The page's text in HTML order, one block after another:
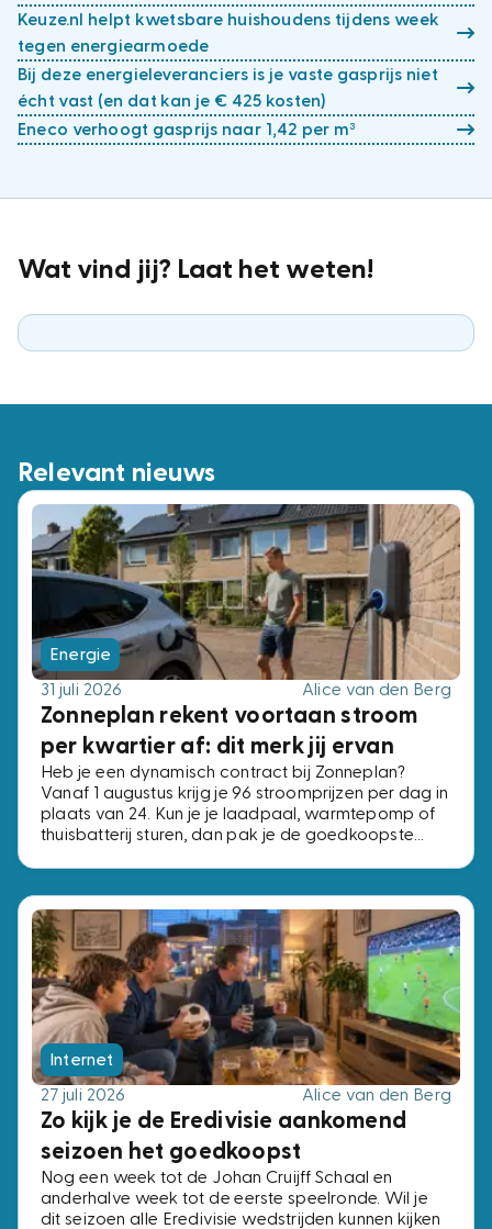
Keuze.nl helpt kwetsbare huishoudens tijdens week
tegen energiearmoede
Bij deze energieleveranciers is je vaste gasprijs niet
écht vast (en dat kan je € 425 kosten)
Eneco verhoogt gasprijs naar 1,42 per m³
Wat vind jij? Laat het weten!
Relevant nieuws
Energie
31 juli 2026
Alice van den Berg
Zonneplan rekent voortaan stroom
per kwartier af: dit merk jij ervan
Heb je een dynamisch contract bij Zonneplan?
Vanaf 1 augustus krijg je 96 stroomprijzen per dag in
plaats van 24. Kun je je laadpaal, warmtepomp of
thuisbatterij sturen, dan pak je de goedkoopste
Internet
27 juli 2026
Alice van den Berg
Zo kijk je de Eredivisie aankomend
seizoen het goedkoopst
Nog een week tot de Johan Cruijff Schaal en
anderhalve week tot de eerste speelronde. Wil je
dit seizoen alle Eredivisie wedstrijden kunnen kijken